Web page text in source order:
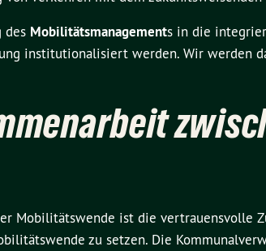
des Mobilitätsmanagements in die
institutionalisiert werden. Wir werden
Mobilitätswende ist die vertrauensvolle
zu setzen. Die